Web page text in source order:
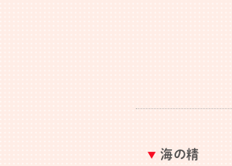
海の精